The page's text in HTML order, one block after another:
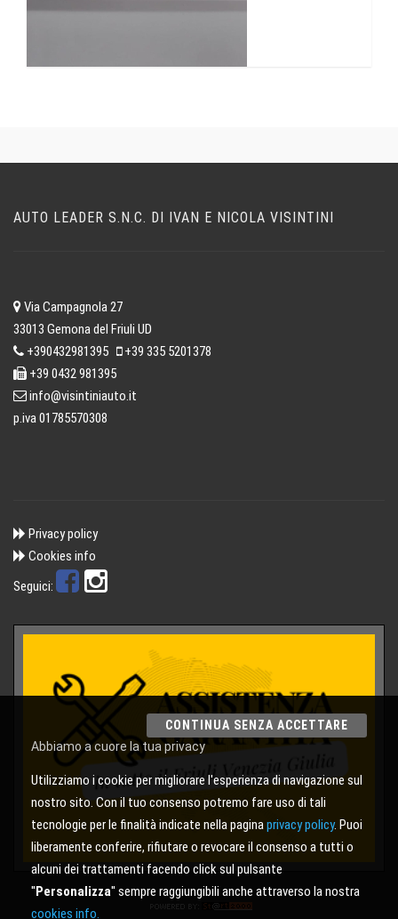
AUTO LEADER S.N.C. DI IVAN E NICOLA VISINTINI
Via Campagnola 27
33013 Gemona del Friuli UD
+390432981395
+39 335 5201378
+39 0432 981395
info@visintiniauto.it
p.iva 01785570308
Privacy policy
Cookies info
Seguici:
CONTINUA SENZA ACCETTARE
Abbiamo a cuore la tua privacy
Utilizziamo i cookie per migliorare l'esperienza di navigazione sul
nostro sito. Con il tuo consenso potremo fare uso di tali
tecnologie per le finalità indicate nella paginaprivacy policy. Puoi
liberamente conferire, rifiutare o revocare il consenso a tutti o
alcuni dei trattamenti facendo click sul pulsante
''Personalizza'' sempre raggiungibili anche attraverso la nostra
cookies info.